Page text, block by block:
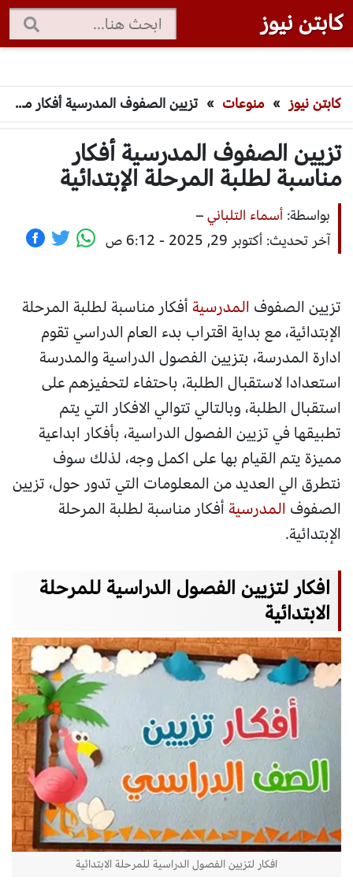
كابتن نيوز
كابتن نيوز » منوعات » تزيين الصفوف المدرسية أفكار مناسبة لطلبة المرحلة الإبتدائية
تزيين الصفوف المدرسية أفكار
مناسبة لطلبة المرحلة الإبتدائية
بواسطة: أسماء التلباني–
آخر تحديث: أكتوبر 29, 2025 - 6:12 ص
تزيين الصفوف المدرسيةأفكار مناسبة لطلبة المرحلة
الإبتدائية، مع بداية اقتراب بدء العام الدراسي تقوم
ادارة المدرسة، بتزيين الفصول الدراسية والمدرسة
استعدادا لاستقبال الطلبة، باحتفاء لتحفيزهم على
استقبال الطلبة، وبالتالي تتوالي الافكار التي يتم
تطبيقها في تزيين الفصول الدراسية، بأفكار ابداعية
مميزة يتم القيام بها على اكمل وجه، لذلك سوف
نتطرق الي العديد من المعلومات التي تدور حول، تزيين
الصفوف المدرسيةأفكار مناسبة لطلبة المرحلة
الإبتدائية.
افكار لتزيين الفصول الدراسية للمرحلة
الابتدائية
افكار لتزيين الفصول الدراسية للمرحلة الابتدائية